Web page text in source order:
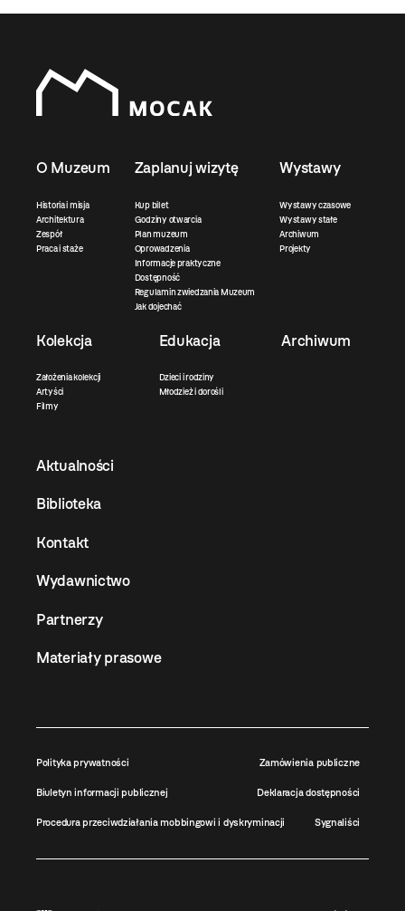
O Muzeum
Historia i misja
Architektura
Zespół
Praca i staże
Zaplanuj wizytę
Kup bilet
Godziny otwarcia
Plan muzeum
Oprowadzenia
Informacje praktyczne
Dostępność
Regulamin zwiedzania Muzeum
Jak dojechać
Wystawy
Wystawy czasowe
Wystawy stałe
Archiwum
Projekty
Kolekcja
Założenia kolekcji
Artyści
Filmy
Edukacja
Dzieci i rodziny
Młodzież i dorośli
Archiwum
Aktualności
Biblioteka
Kontakt
Wydawnictwo
Partnerzy
Materiały prasowe
Polityka prywatności Zamówienia publiczne
Biuletyn informacji publicznej Deklaracja dostępności
Procedura przeciwdziałania mobbingowi i dyskryminacji Sygnaliści